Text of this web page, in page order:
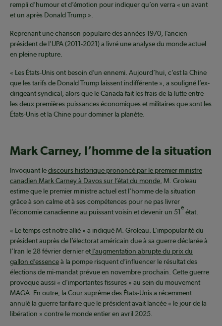
rempli d’humour et d’émotion pour indiquer qu’on verra « un avant
et un après Donald Trump ».
Reprenant une chanson populaire des années 1970, l’ancien
président de l'UPA (2011-2021) a livré une analyse du monde actuel
en pleine rupture.
« Les États-Unis ont besoin d’un ennemi. Aujourd’hui, c’est la Chine
que les tarifs de Donald Trump laissent indifférente », a souligné l’ex-
dirigeant syndical, alors que le Canada fait les frais de la lutte entre
les deux premières puissances économiques et militaires que sont les
États-Unis et la Chine pour dominer la planète.
Mark Carney, l’homme de la situation
Invoquant lediscours historique prononcé par le premier ministre
canadien Mark Carney à Davos sur l’état du monde, M. Groleau
estime que le premier ministre actuel est l’homme de la situation
grâce à son calme et à ses compétences pour ne pas livrer
l’économie canadienne au puissant voisin et devenir un 51
e
état.
« Le temps est notre allié » a indiqué M. Groleau. L’impopularité du
président auprès de l’électorat américain due à sa guerre déclarée à
l’Iran le 28 février dernier et l’augmentation abrupte du prix du
gallon d’essenceà la pompe risquent d’influencer le résultat des
élections de mi-mandat prévue en novembre prochain. Cette guerre
provoque aussi « d’importantes fissures » au sein du mouvement
MAGA. En outre, la Cour suprême des États-Unis a récemment
annulé la guerre tarifaire que le président avait lancée « le jour de la
libération » contre le monde entier en avril 2025.